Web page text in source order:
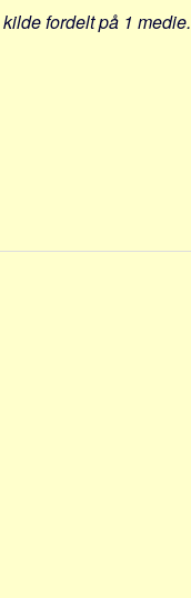
fordelt på 1 medie.